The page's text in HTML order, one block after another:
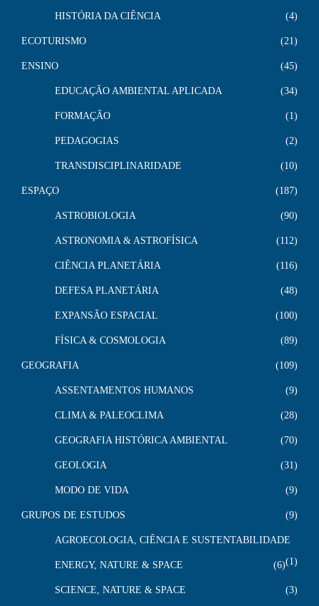
HISTÓRIA DA CIÊNCIA 4
ECOTURISMO 21
ENSINO 45
EDUCAÇÃO AMBIENTAL APLICADA 34
FORMAÇÃO 1
PEDAGOGIAS 2
TRANSDISCIPLINARIDADE 10
ESPAÇO 187
ASTROBIOLOGIA 90
ASTRONOMIA & ASTROFÍSICA 112
CIÊNCIA PLANETÁRIA 116
DEFESA PLANETÁRIA 48
EXPANSÃO ESPACIAL 100
FÍSICA & COSMOLOGIA 89
GEOGRAFIA 109
ASSENTAMENTOS HUMANOS 9
CLIMA & PALEOCLIMA 28
GEOGRAFIA HISTÓRICA AMBIENTAL 70
GEOLOGIA 31
MODO DE VIDA 9
GRUPOS DE ESTUDOS 9
AGROECOLOGIA, CIÊNCIA E SUSTENTABILIDADE
1
ENERGY, NATURE & SPACE 6
SCIENCE, NATURE & SPACE 3